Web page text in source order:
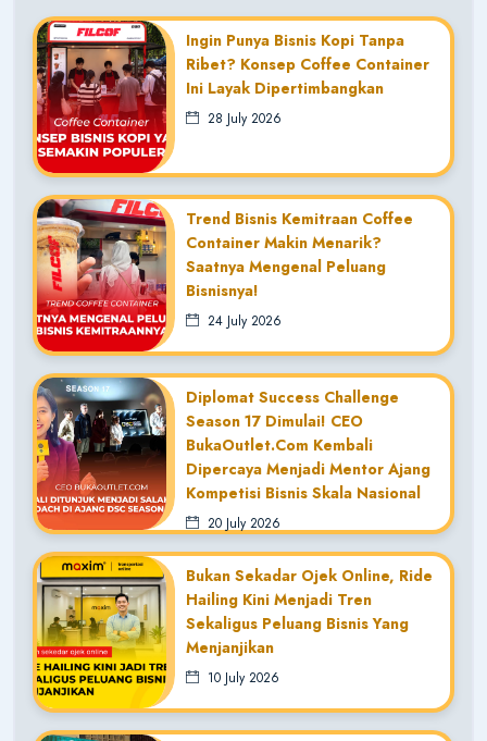
Ingin Punya Bisnis Kopi Tanpa
Ribet? Konsep Coffee Container
Ini Layak Dipertimbangkan
28 July 2026
Trend Bisnis Kemitraan Coffee
Container Makin Menarik?
Saatnya Mengenal Peluang
Bisnisnya!
24 July 2026
Diplomat Success Challenge
Season 17 Dimulai! CEO
BukaOutlet.com Kembali
Dipercaya Menjadi Mentor Ajang
Kompetisi Bisnis Skala Nasional
20 July 2026
Bukan Sekadar Ojek Online, Ride
Hailing Kini Menjadi Tren
Sekaligus Peluang Bisnis Yang
Menjanjikan
10 July 2026